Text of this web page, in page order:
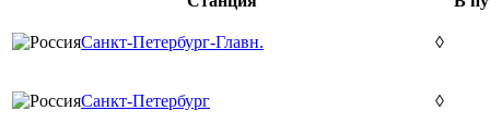
Санкт-Петербург-Главн. ◊
Санкт-Петербург ◊